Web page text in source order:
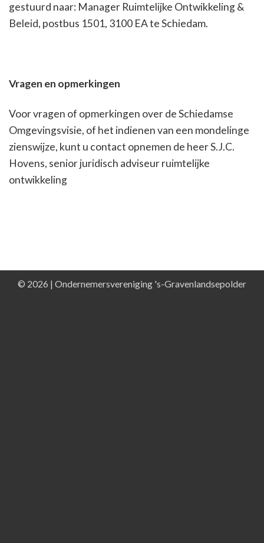
gestuurd naar: Manager Ruimtelijke Ontwikkeling &
Beleid, postbus 1501, 3100 EA te Schiedam.
Vragen en opmerkingen
Voor vragen of opmerkingen over de Schiedamse
Omgevingsvisie, of het indienen van een mondelinge
zienswijze, kunt u contact opnemen de heer S.J.C.
Hovens, senior juridisch adviseur ruimtelijke
ontwikkeling
© 2026 | Ondernemersvereniging 's-Gravenlandsepolder